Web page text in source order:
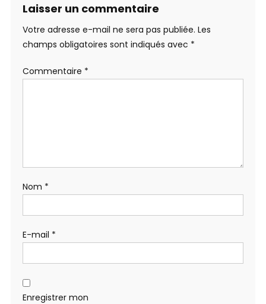
Laisser un commentaire
Votre adresse e-mail ne sera pas publiée. Les
champs obligatoires sont indiqués avec *
Commentaire *
Nom *
E-mail *
Enregistrer mon